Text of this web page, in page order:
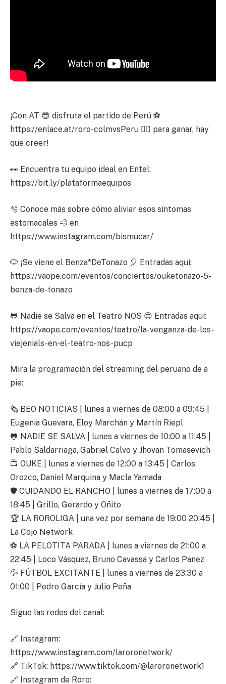
¡Con AT 😎 disfruta el partido de Perú ⚽
https://enlace.at/roro-colmvsPeru 👈🏽 para ganar, hay
que creer!
👀 Encuentra tu equipo ideal en Entel:
https://bit.ly/plataformaequipos
🫧 Conoce más sobre cómo aliviar esos síntomas
estomacales 💨 en
https://www.instagram.com/bismucar/
🐶 ¡Se viene el Benza*DeTonazo 🎈 Entradas aquí:
https://vaope.com/eventos/conciertos/ouketonazo-5-
benza-de-tonazo
🐸 Nadie se Salva en el Teatro NOS 😍 Entradas aquí:
https://vaope.com/eventos/teatro/la-venganza-de-los-
viejenials-en-el-teatro-nos-pucp
Mira la programación del streaming del peruano de a
pie:
🗞 BEO NOTICIAS | lunes a viernes de 08:00 a 09:45 |
Eugenia Guevara, Eloy Marchán y Martín Riepl
🐸 NADIE SE SALVA | lunes a viernes de 10:00 a 11:45 |
Pablo Saldarriaga, Gabriel Calvo y Jhovan Tomasevich
📺 OUKE | lunes a viernes de 12:00 a 13:45 | Carlos
Orozco, Daniel Marquina y Macla Yamada
🛡️ CUIDANDO EL RANCHO | lunes a viernes de 17:00 a
18:45 | Grillo, Gerardo y Oñito
🏆 LA ROROLIGA | una vez por semana de 19:00 20:45 |
La Cojo Network
⚽ LA PELOTITA PARADA | lunes a viernes de 21:00 a
22:45 | Loco Vásquez, Bruno Cavassa y Carlos Panez
💦 FÚTBOL EXCITANTE | lunes a viernes de 23:30 a
01:00 | Pedro García y Julio Peña
Sigue las redes del canal:
🔗 Instagram:
https://www.instagram.com/laroronetwork/
🔗 TikTok: https://www.tiktok.com/@laroronetwork1
🔗 Instagram de Roro: